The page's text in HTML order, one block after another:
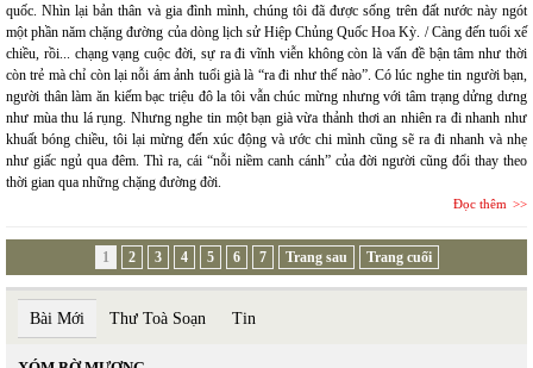
quốc. Nhìn lại bản thân và gia đình mình, chúng tôi đã được sống trên đất nước này ngót
một phần năm chặng đường của dòng lịch sử Hiệp Chủng Quốc Hoa Kỳ. / Càng đến tuổi xế
chiều, rồi... chạng vạng cuộc đời, sự ra đi vĩnh viễn không còn là vấn đề bận tâm như thời
còn trẻ mà chỉ còn lại nỗi ám ảnh tuổi già là “ra đi như thế nào”. Có lúc nghe tin người bạn,
người thân làm ăn kiếm bạc triệu đô la tôi vẫn chúc mừng nhưng với tâm trạng dửng dưng
như mùa thu lá rụng. Nhưng nghe tin một bạn già vừa thảnh thơi an nhiên ra đi nhanh như
khuất bóng chiều, tôi lại mừng đến xúc động và ước chi mình cũng sẽ ra đi nhanh và nhẹ
như giấc ngủ qua đêm. Thì ra, cái “nỗi niềm canh cánh” của đời người cũng đổi thay theo
thời gian qua những chặng đường đời.
Đọc thêm
1 2 3 4 5 6 7 Trang sau Trang cuối
Bài Mới Thư Toà Soạn Tin